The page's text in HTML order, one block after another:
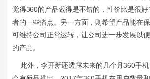
觉得360的产品做得是不错的，性价比是很
者的一些痛点。另一方面，则希望产品能在
可维持公司正常运转，让公司进一步发展以
的产品。
此外，李开新还透露未来的几个月360手